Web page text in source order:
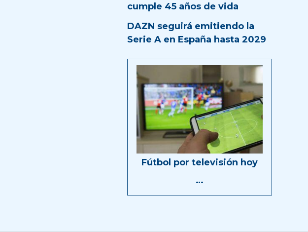
cumple 45 años de vida
DAZN seguirá emitiendo la
Serie A en España hasta 2029
Fútbol por televisión hoy
…